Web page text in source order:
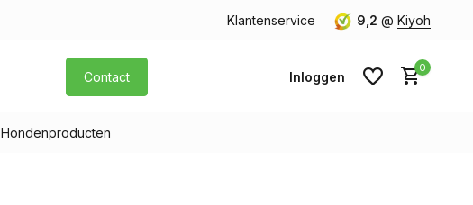
Gratis verzending v.a. € 40,- (Alleen Nederland)
Klantenservice 9,2 @ Kiyoh
Contact Inloggen
0
Hondenproducten